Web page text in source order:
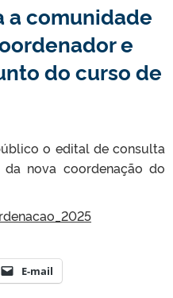
a comunidade
e
do curso de
o edital de consulta
nova coordenação do
E-mail